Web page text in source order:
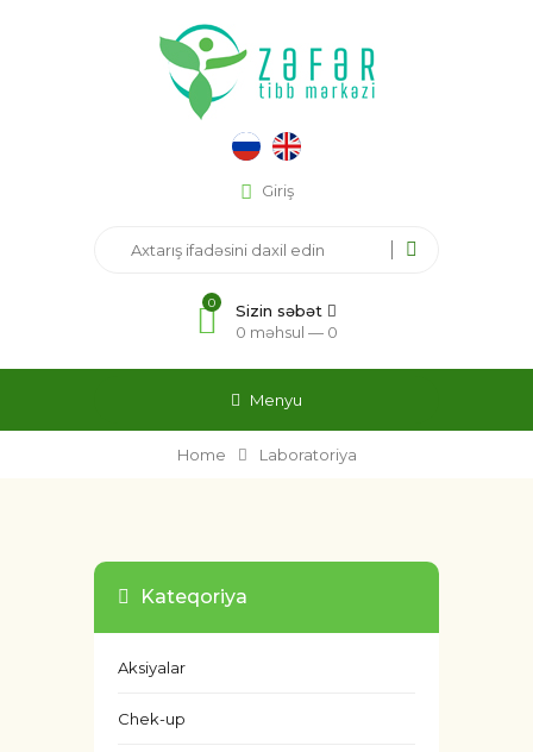
Giriş
0
Sizin səbət
0 məhsul — 0
Menyu
Home Laboratoriya
Kateqoriya
Aksiyalar
Chek-up